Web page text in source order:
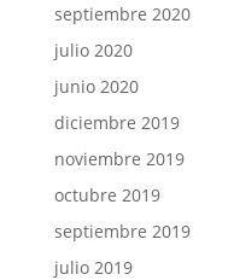
septiembre 2020
julio 2020
junio 2020
diciembre 2019
noviembre 2019
octubre 2019
septiembre 2019
julio 2019